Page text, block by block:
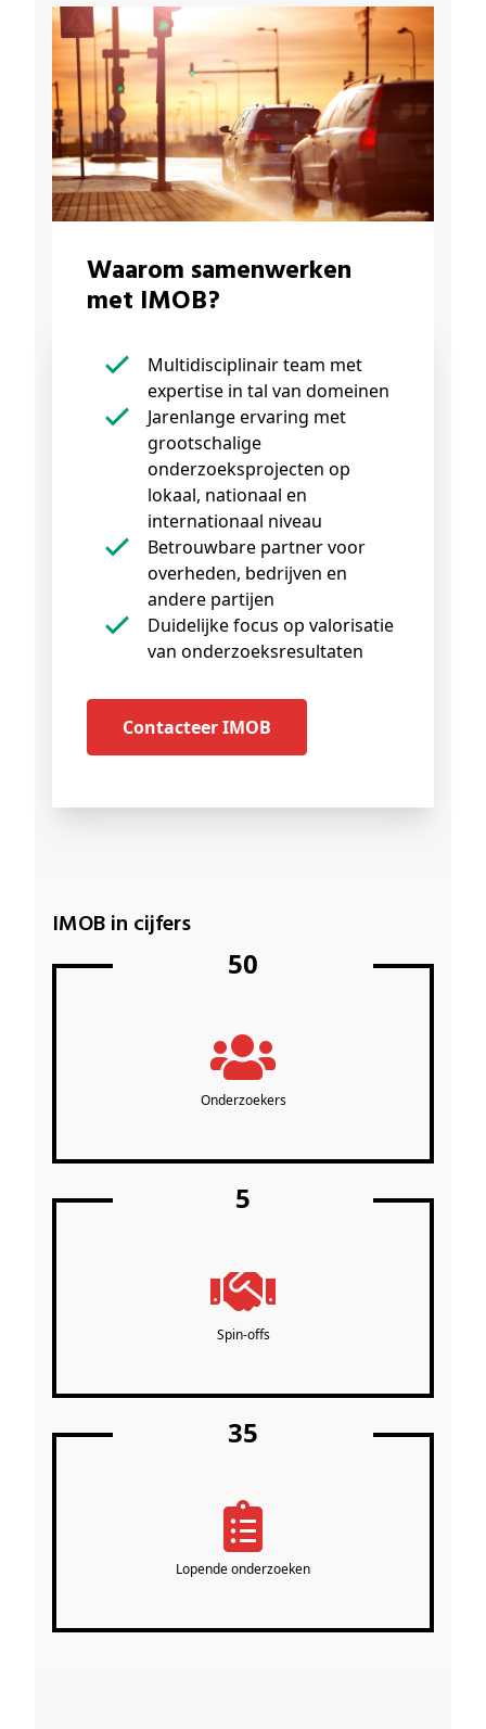
Waarom samenwerken
met IMOB?
Multidisciplinair team met
expertise in tal van domeinen
Jarenlange ervaring met
grootschalige
onderzoeksprojecten op
lokaal, nationaal en
internationaal niveau
Betrouwbare partner voor
overheden, bedrijven en
andere partijen
Duidelijke focus op valorisatie
van onderzoeksresultaten
Contacteer IMOB
IMOB in cijfers
50
Onderzoekers
5
Spin-offs
35
Lopende onderzoeken